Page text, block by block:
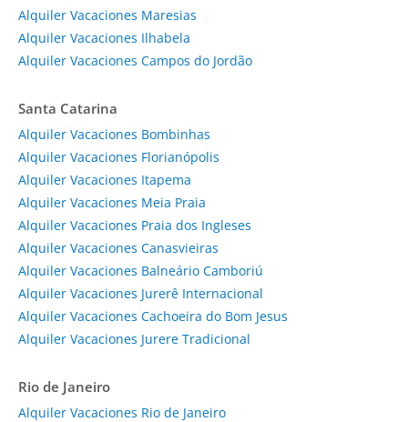
Alquiler Vacaciones Maresias
Alquiler Vacaciones Ilhabela
Alquiler Vacaciones Campos do Jordão
Santa Catarina
Alquiler Vacaciones Bombinhas
Alquiler Vacaciones Florianópolis
Alquiler Vacaciones Itapema
Alquiler Vacaciones Meia Praia
Alquiler Vacaciones Praia dos Ingleses
Alquiler Vacaciones Canasvieiras
Alquiler Vacaciones Balneário Camboriú
Alquiler Vacaciones Jurerê Internacional
Alquiler Vacaciones Cachoeira do Bom Jesus
Alquiler Vacaciones Jurere Tradicional
Rio de Janeiro
Alquiler Vacaciones Rio de Janeiro